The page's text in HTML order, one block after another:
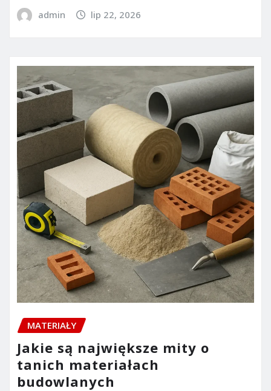
admin lip 22, 2026
MATERIAŁY
Jakie są największe mity o
tanich materiałach
budowlanych